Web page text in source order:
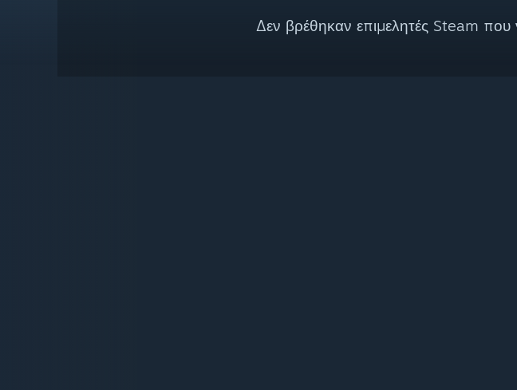
Δεν βρέθηκαν επιμελητές Steam που